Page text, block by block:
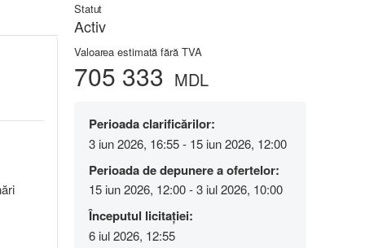
Statut
Activ
Valoarea estimată fără TVA
705 333 MDL
Perioada clarificărilor:
3 iun 2026, 16:55 - 15 iun 2026, 12:00
Perioada de depunere a ofertelor:
15 iun 2026, 12:00 - 3 iul 2026, 10:00
Începutul licitației:
6 iul 2026, 12:55